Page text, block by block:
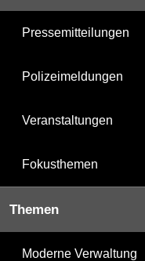
Pressemitteilungen
Polizeimeldungen
Veranstaltungen
Fokusthemen
Themen
Moderne Verwaltung